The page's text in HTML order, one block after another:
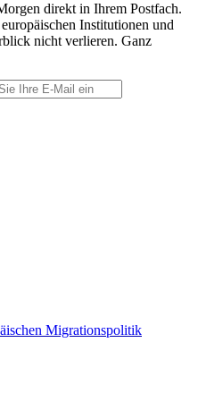
direkt in Ihrem Postfach.
Institutionen und
nicht verlieren. Ganz
Migrationspolitik